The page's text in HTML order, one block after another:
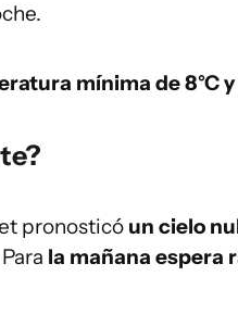
mínima de 8°C y
pronosticó un cielo
Para la mañana espera